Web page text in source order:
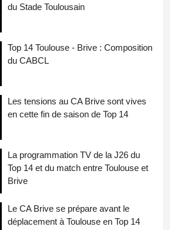
du Stade Toulousain
Top 14 Toulouse - Brive : Composition
du CABCL
Les tensions au CA Brive sont vives
en cette fin de saison de Top 14
La programmation TV de la J26 du
Top 14 et du match entre Toulouse et
Brive
Le CA Brive se prépare avant le
déplacement à Toulouse en Top 14